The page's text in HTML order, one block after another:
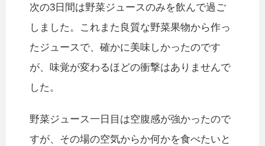
次の3日間は野菜ジュースのみを飲んで過ご
しました。これまた良質な野菜果物から作っ
たジュースで、確かに美味しかったのです
が、味覚が変わるほどの衝撃はありませんで
した。
野菜ジュース一日目は空腹感が強かったので
すが、その場の空気からか何かを食べたいと